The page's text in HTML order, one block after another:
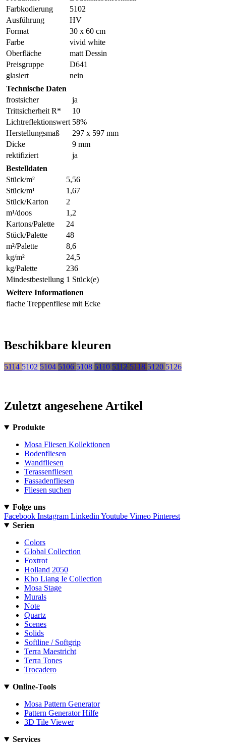
Farbkodierung
5102
Ausführung
HV
Format
30 x 60 cm
Farbe
vivid white
Oberfläche
matt Dessin
Preisgruppe
D641
glasiert
nein
Technische Daten
frostsicher
ja
Trittsicherheit R*
10
Lichtreflektionswert 58%
Herstellungsmaß
297 x 597 mm
Dicke
9 mm
rektifiziert
ja
Bestelldaten
Stück/m²
5,56
Stück/m¹
1,67
Stück/Karton
2
m¹/doos
1,2
Kartons/Palette
24
Stück/Palette
48
m²/Palette
8,6
kg/m²
24,5
kg/Palette
236
Mindestbestellung 1 Stück(e)
Weitere Informationen
flache Treppenfliese mit Ecke
Beschikbare kleuren
5114 5102 5104 5106 5108 5110 5112 5118 5120 5126
Zuletzt angesehene Artikel
Produkte
Mosa Fliesen Kollektionen
Bodenfliesen
Wandfliesen
Terassenfliesen
Fassadenfliesen
Fliesen suchen
Folge uns
Facebook Instagram Linkedin Youtube Vimeo Pinterest
Serien
Colors
Global Collection
Foxtrot
Holland 2050
Kho Liang Ie Collection
Mosa Stage
Murals
Note
Quartz
Scenes
Solids
Softline / Softgrip
Terra Maestricht
Terra Tones
Trocadero
Online-Tools
Mosa Pattern Generator
Pattern Generator Hilfe
3D Tile Viewer
Services